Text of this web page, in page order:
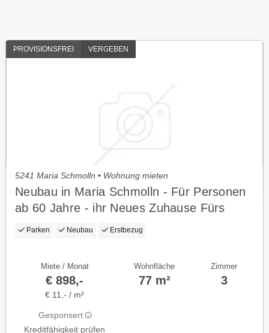
PROVISIONSFREI VERGEBEN
5241 Maria Schmolln • Wohnung mieten
Neubau in Maria Schmolln - Für Personen
ab 60 Jahre - ihr Neues Zuhause Fürs
Aktive Alter
Parken Neubau Erstbezug
Miete / Monat
€ 898,-
€ 11,- / m²
Gesponsert
Kreditfähigkeit prüfen
Wohnfläche
77 m²
Zimmer
3